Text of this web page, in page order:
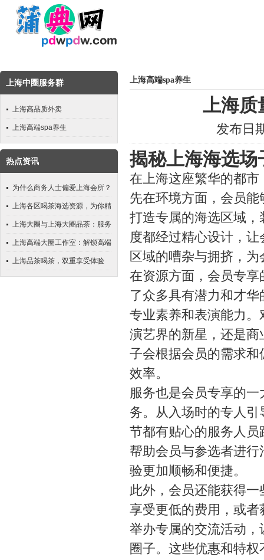
上海中圈服务群
上海高品质外卖
上海高端spa养生
热点资讯
为什么商务人士偏爱上海会所？
上海各区喝茶海选资源，为你精
准筛选
上海大圈与上海大圈品茶：服务
范围选择指南
上海高端大圈工作室：解锁高端
生活新方式
上海品茶喝茶，双重享受体验
上海高端spa养生
上海质
发布日
揭秘上海海选
在上海这座繁华的都
先在环境方面，会员
打造专属的海选区域
度都经过精心设计，
区域的嘈杂与拥挤，
在资源方面，会员专
了众多具有潜力和才
专业素养和表演能力
演艺界的新星，还是
子会根据会员的需求
效率。
服务也是会员专享的
务。从入场时的专人
节都有贴心的服务人
帮助会员与参选者进
验更加顺畅和便捷。
此外，会员还能获得
享受更低的费用，或
举办专属的交流活动
圈子。这些优惠和特